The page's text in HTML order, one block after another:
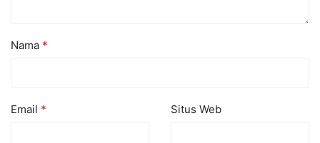
Nama *
Email * Situs Web